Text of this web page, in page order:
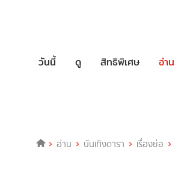
วันนี้ ดู สิทธิพิเศษ อ่าน
อ่าน บันเทิงดารา เรื่องย่อ